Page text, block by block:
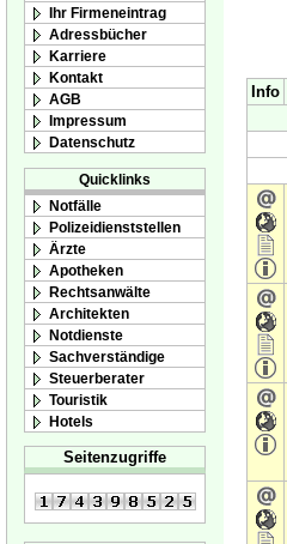
Ihr Firmeneintrag
Adressbücher
Karriere
Kontakt
AGB
Impressum
Datenschutz
Quicklinks
Notfälle
Polizeidienststellen
Ärzte
Apotheken
Rechtsanwälte
Architekten
Notdienste
Sachverständige
Steuerberater
Touristik
Hotels
Seitenzugriffe
Info